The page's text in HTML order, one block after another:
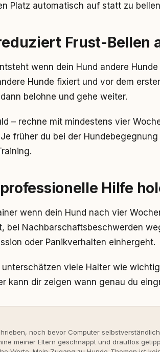
Platz automatisch auf statt zu
Frust-Bellen
wenn dein Hund andere
Hunde fixiert und vor dem
belohne und gehe weiter.
– rechne mit mindestens vier
früher du bei der
Hilfe
wenn dein Hund nach vier
bei Nachbarschaftsbeschwerden
oder Panikverhalten einhergeht.
viele Halter wie
kann dir zeigen wann genau du
noch bevor Computer
meiner Eltern geschnappt und drauflos